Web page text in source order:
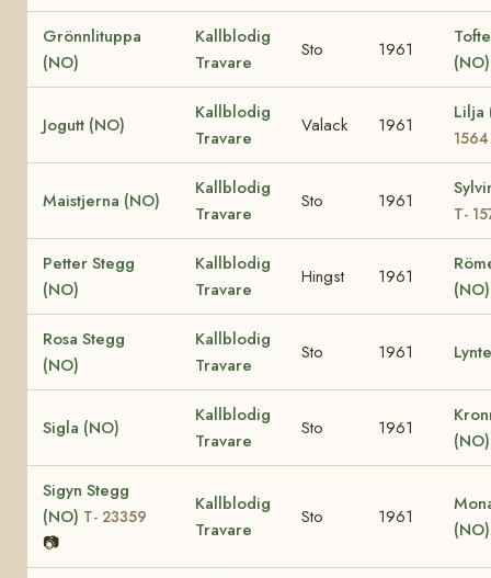
Grönnlituppa
(NO)
Kallblodig
Travare
Sto 1961
Jogutt (NO)
Kallblodig
Travare
Valack 1961
Lilja
1564
Maistjerna (NO)
Kallblodig
Travare
Sto 1961
T-
Petter Stegg
(NO)
Kallblodig
Travare
Hingst 1961
(NO)
Rosa Stegg
(NO)
Kallblodig
Travare
Sto 1961
Sigla (NO)
Kallblodig
Travare
Sto 1961
Sigyn Stegg
(NO) T- 23359
📷
Kallblodig
Travare
Sto 1961